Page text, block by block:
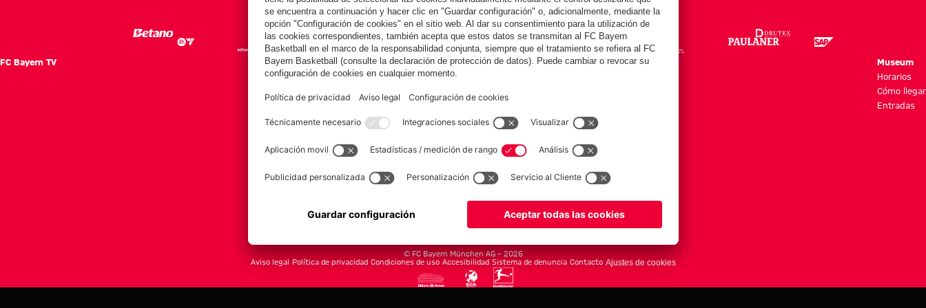
FC Bayern TV
FC Bayern.com
Noticias
Afición
Online Store
Nuevo
Museum
Horarios
Cómo llegar
Entradas
Museum Baloncesto
© FC Bayern München AG – 2026
Aviso legal Política de privacidad Condiciones de uso Accesibilidad Sistema de denuncia Contacto Ajustes de cookies